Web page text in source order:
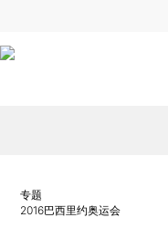
专题
2016巴西里约奥运会